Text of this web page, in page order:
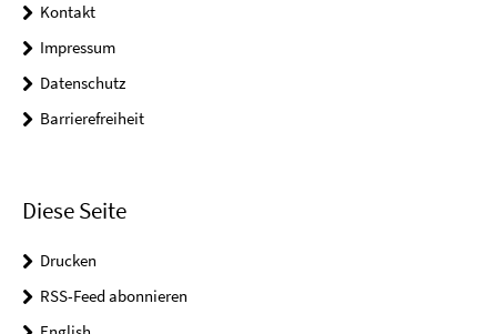
Kontakt
Impressum
Datenschutz
Barrierefreiheit
Diese Seite
Drucken
RSS-Feed abonnieren